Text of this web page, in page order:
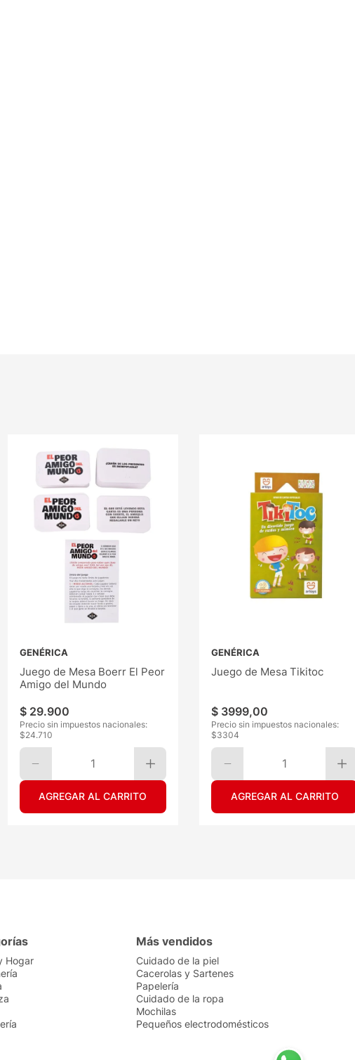
GENÉRICA
Juego de Mesa Boerr El Peor
Amigo del Mundo
$ 29.900
Precio sin impuestos nacionales:
$24.710
1
AGREGAR AL CARRITO
GENÉRICA
Juego de Mesa Tikitoc
$ 3999,00
Precio sin impuestos nacionales:
$3304
1
AGREGAR AL CARRITO
Hogar
Más vendidos
Cuidado de la piel
Cacerolas y Sartenes
Papelería
Cuidado de la ropa
Mochilas
Pequeños electrodomésticos